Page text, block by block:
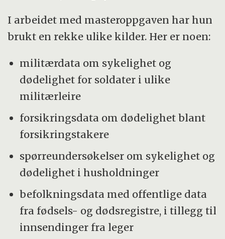
I arbeidet med masteroppgaven har hun
brukt en rekke ulike kilder. Her er noen:
militærdata om sykelighet og
dødelighet for soldater i ulike
militærleire
forsikringsdata om dødelighet blant
forsikringstakere
spørreundersøkelser om sykelighet og
dødelighet i husholdninger
befolkningsdata med offentlige data
fra fødsels- og dødsregistre, i tillegg til
innsendinger fra leger